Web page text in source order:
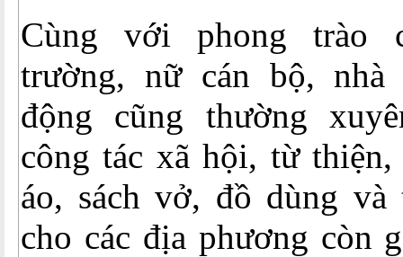
Cùng với phong trào
trường, nữ cán bộ,
động cũng thường
công tác xã hội, từ thiện,
áo, sách vở, đồ dùng
cho các địa phương còn